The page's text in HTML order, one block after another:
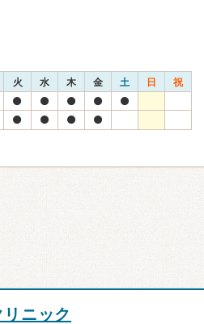
火 水 木 金 土 日 祝
ニック